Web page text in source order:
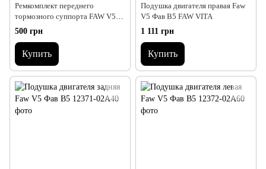
Ремкомплект переднего
тормозного суппорта FAW V5
Фав В5
500 грн
Купить
Подушка двигателя правая Faw
V5 Фав В5 FAW VITA
1 111 грн
Купить